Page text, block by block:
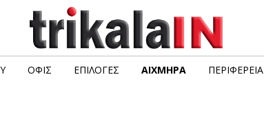
ΟΦΙΣ ΕΠΙΛΟΓΈΣ ΑΙΧΜΗΡΆ ΠΕΡΙΦΈΡΕΙΑ